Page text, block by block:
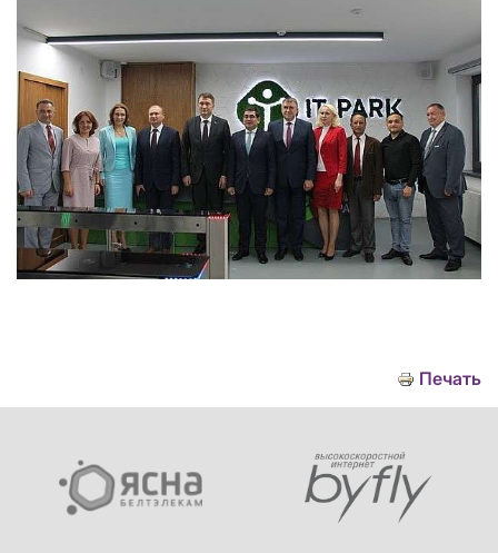
Печать